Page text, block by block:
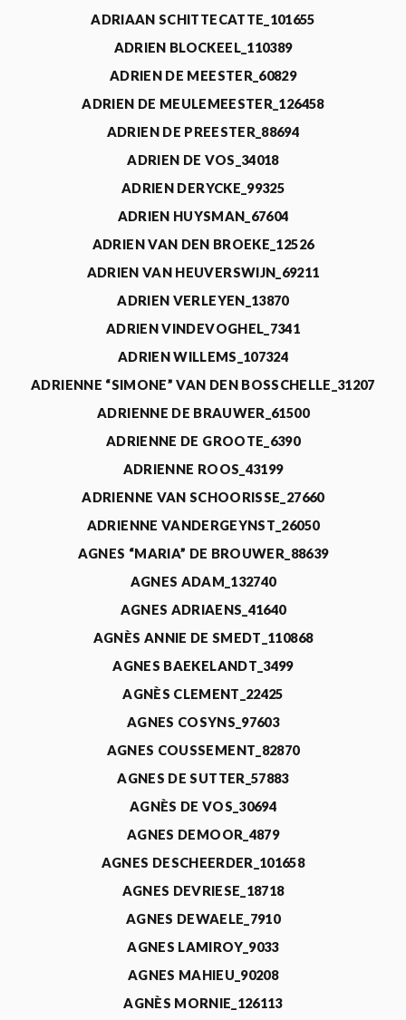
ADRIAAN SCHITTECATTE_101655
ADRIEN BLOCKEEL_110389
ADRIEN DE MEESTER_60829
ADRIEN DE MEULEMEESTER_126458
ADRIEN DE PREESTER_88694
ADRIEN DE VOS_34018
ADRIEN DERYCKE_99325
ADRIEN HUYSMAN_67604
ADRIEN VAN DEN BROEKE_12526
ADRIEN VAN HEUVERSWIJN_69211
ADRIEN VERLEYEN_13870
ADRIEN VINDEVOGHEL_7341
ADRIEN WILLEMS_107324
ADRIENNE “SIMONE” VAN DEN BOSSCHELLE_31207
ADRIENNE DE BRAUWER_61500
ADRIENNE DE GROOTE_6390
ADRIENNE ROOS_43199
ADRIENNE VAN SCHOORISSE_27660
ADRIENNE VANDERGEYNST_26050
AGNES “MARIA” DE BROUWER_88639
AGNES ADAM_132740
AGNES ADRIAENS_41640
AGNÈS ANNIE DE SMEDT_110868
AGNES BAEKELANDT_3499
AGNÈS CLEMENT_22425
AGNES COSYNS_97603
AGNES COUSSEMENT_82870
AGNES DE SUTTER_57883
AGNÈS DE VOS_30694
AGNES DEMOOR_4879
AGNES DESCHEERDER_101658
AGNES DEVRIESE_18718
AGNES DEWAELE_7910
AGNES LAMIROY_9033
AGNES MAHIEU_90208
AGNÈS MORNIE_126113